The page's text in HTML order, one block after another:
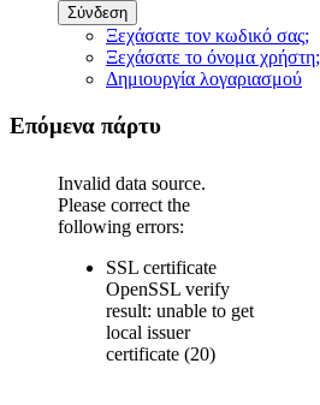
Σύνδεση
Ξεχάσατε τον κωδικό σας;
Ξεχάσατε το όνομα χρήστη;
Δημιουργία λογαριασμού
Επόμενα πάρτυ
Invalid data source.
Please correct the
following errors:
SSL certificate
OpenSSL verify
result: unable to get
local issuer
certificate (20)